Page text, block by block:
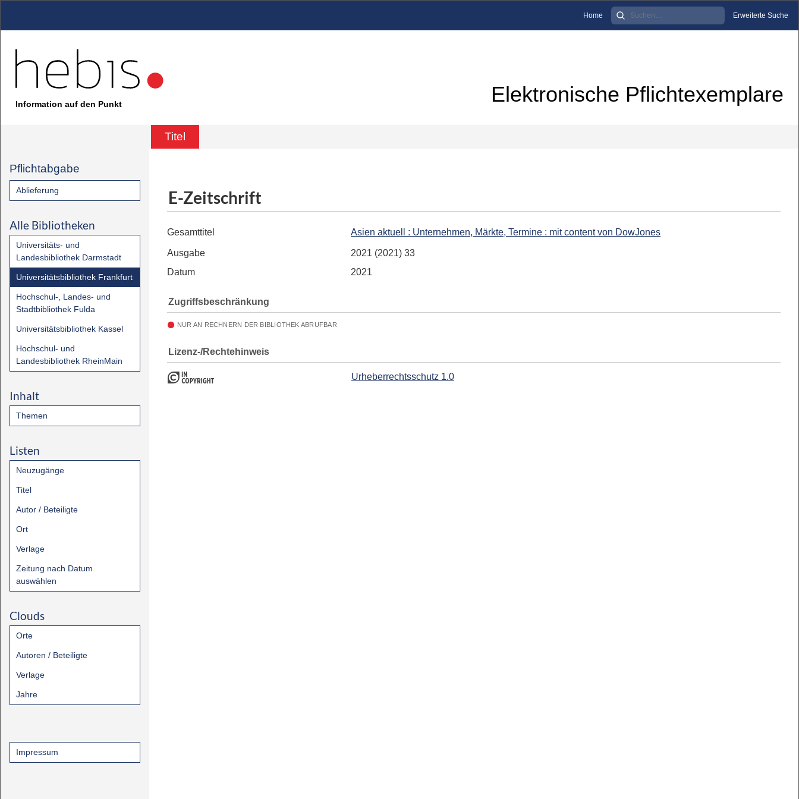
Home Erweiterte Suche
Information auf den Punkt Elektronische Pflichtexemplare
Titel
Pflichtabgabe
Ablieferung
Alle Bibliotheken
Universitäts- und
Landesbibliothek Darmstadt
Universitätsbibliothek Frankfurt
Hochschul-, Landes- und
Stadtbibliothek Fulda
Universitätsbibliothek Kassel
Hochschul- und
Landesbibliothek RheinMain
Inhalt
Themen
Listen
Neuzugänge
Titel
Autor / Beteiligte
Ort
Verlage
Zeitung nach Datum
auswählen
Clouds
Orte
Autoren / Beteiligte
Verlage
Jahre
Impressum
E-Zeitschrift
Gesamttitel Asien aktuell : Unternehmen, Märkte, Termine : mit content von DowJones
Ausgabe
2021 (2021) 33
Datum
2021
Zugriffsbeschränkung
NUR AN RECHNERN DER BIBLIOTHEK ABRUFBAR
Lizenz-/Rechtehinweis
Urheberrechtsschutz 1.0